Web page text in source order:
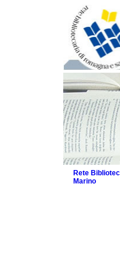
Rete
Marino